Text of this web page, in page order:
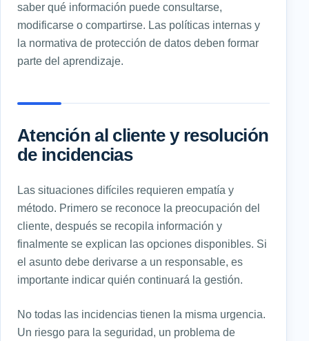
saber qué información puede consultarse,
modificarse o compartirse. Las políticas internas y
la normativa de protección de datos deben formar
parte del aprendizaje.
Atención al cliente y resolución
de incidencias
Las situaciones difíciles requieren empatía y
método. Primero se reconoce la preocupación del
cliente, después se recopila información y
finalmente se explican las opciones disponibles. Si
el asunto debe derivarse a un responsable, es
importante indicar quién continuará la gestión.
No todas las incidencias tienen la misma urgencia.
Un riesgo para la seguridad, un problema de